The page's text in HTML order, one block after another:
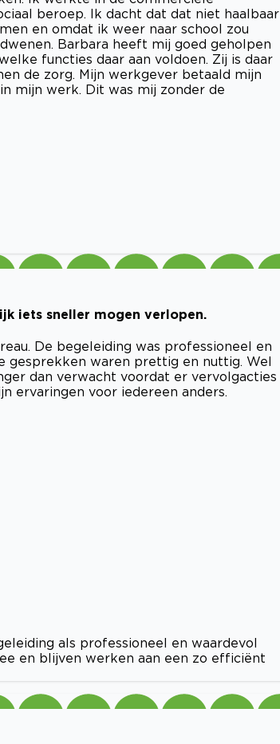
beroep. Ik dacht dat dat niet haalbaar
en omdat ik weer naar school zou
Barbara heeft mij goed geholpen
functies daar aan voldoen. Zij is daar
de zorg. Mijn werkgever betaald mijn
mijn werk. Dit was mij zonder de
iets sneller mogen verlopen.
De begeleiding was professioneel en
gesprekken waren prettig en nuttig. Wel
dan verwacht voordat er vervolgacties
ervaringen voor iedereen anders.
als professioneel en waardevol
en blijven werken aan een zo efficiënt